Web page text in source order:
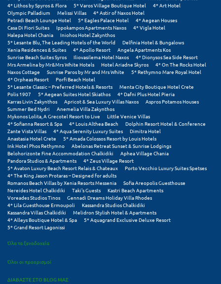
4* Lithos by Spyros & Flora
5* Varos Village Boutique Hotel
4* Art Hotel
Olympic Palladium
Melissi Villas
4* Astir of Naxos Hotel
Petradi Beach Lounge Hotel
5* Eagles Palace Hotel
4* Aegean Houses
Casa Di Fiori Suites
Ippokampos Apartments Naxos
4* Vigla Hotel
Halepa Hotel Chania
Iniohos Hotel Zakynthos
5* Lesante Blu, The Leading Hotels of the World
Delfinia Hotel & Bungalows
Xenia Residences & Suites
4* Apollo Resort
Angela Apartments Kos
Sunrise Beach Suites Syros
Iliovasilema Hotel Naxos
4* Dionysos Sea Side Resort
Mrs Armelina by Mr&Mrs White Hotels
Hotel Ariadne Skyros
4* On The Rocks Hotel
Naxos Cottage
Sunrise Paros by Mr and Mrs White
5* Rethymno Mare Royal Hotel
4* Orpheas Resort
Porfi Beach Hotel
5* Lesante Classic – Preferred Hotels & Resorts
Menta City Boutique Hotel Crete
Polis 1907
5* Aegean Suites Hotel Skiathos
4* Dafni Plus Hotel Pieria
Karras Livin Zakynthos
Apricot & Sea Luxury Villas Naxos
Aspros Potamos Houses
Summer Bed Nydri
Anemelia Villa Zakynthos
Mykonos Lolita, A Grecotel Resort to Live
Little Venice Villas
4* Sofianna Resort & Spa
4* Louis Althea Beach
Dolphin Resort Hotel & Conference
Zante Vista Villas
4* Aqua Serenity Luxury Suites
Dimitra Hotel
Anastasia Hotel Crete
5* Amada Colossos Resort by Louis Hotels
Ink Hotel Phos Rethymno
Abelonas Retreat Sunset & Sunrise Lodgings
Belohorizonte Fine Accommodation Chalkidiki
Aphea Village Chania
Pandora Studios & Apartments
4* Zeus Village Resort
5* Avaton Luxury Beach Resort Relais & Chateaux
Porto Vecchio Luxury Suites Spetses
4* The King Jason Protaras – Designed for adults
Romanos Beach Villas by Xenia Resorts Messenia
Sofia Areopolis Guesthouse
Nereides Hotel Chalkidiki
Taki's Guests
Kastri Beach Apartments
Voreades Studios Tinos
Gennadi Dreams Holiday Villa Rhodes
4* Lila Guesthouse Ermoupoli
Kassandra Studios Chalkidiki
Kassandra Villas Chalkidiki
Melidron Stylish Hotel & Apartments
4* Alleys Boutique Hotel & Spa
5* Aquagrand Exclusive Deluxe Resort
5* Grand Resort Lagonissi
Όλα τα ξενοδοχεία
Όλοι οι προορισμοί
ΔΙΑΒΑΣΤΕ ΣΤΟ BLOG ΜΑΣ